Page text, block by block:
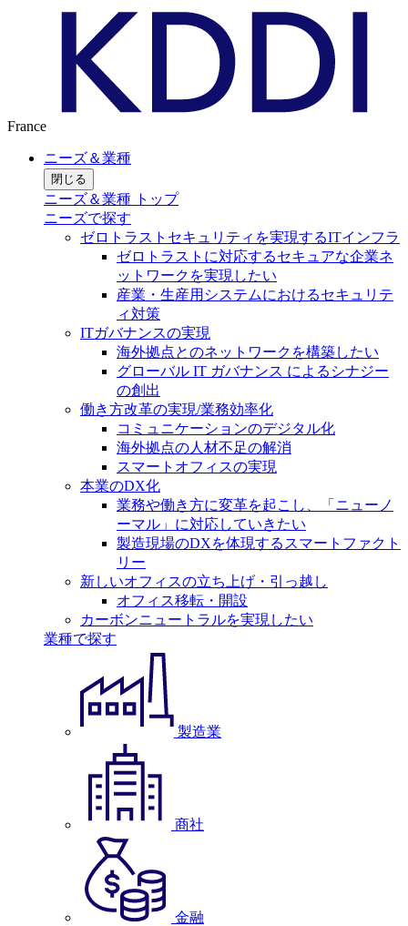
France
ニーズ＆業種
閉じる
ニーズ＆業種 トップ
ニーズで探す
ゼロトラストセキュリティを実現するITインフラ
ゼロトラストに対応するセキュアな企業ネ
ットワークを実現したい
産業・生産用システムにおけるセキュリテ
ィ対策
ITガバナンスの実現
海外拠点とのネットワークを構築したい
グローバル IT ガバナンス によるシナジー
の創出
働き方改革の実現/業務効率化
コミュニケーションのデジタル化
海外拠点の人材不足の解消
スマートオフィスの実現
本業のDX化
業務や働き方に変革を起こし、「ニューノ
ーマル」に対応していきたい
製造現場のDXを体現するスマートファクト
リー
新しいオフィスの立ち上げ・引っ越し
オフィス移転・開設
カーボンニュートラルを実現したい
業種で探す
製造業
商社
金融